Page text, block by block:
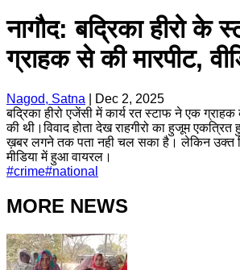
नागौद: बद्रिका हीरो के
ग्राहक से की मारपीट,
Nagod, Satna
Dec 2, 2025
बद्रिका हीरो एजेंसी में कार्य रत स्टाफ ने एक
की थी।विवाद होता देख राहगीरो का हुजूम
ख़बर लगने तक पता नही चल सका है। लेकिन उक्त
मीडिया में हुआ वायरल।
#crime#national
MORE NEWS